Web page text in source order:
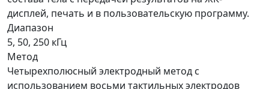
дисплей, печать и в пользовательскую программу.
Диапазон
5, 50, 250 кГц
Метод
Четырехполюсный электродный метод с
использованием восьми тактильных электродов